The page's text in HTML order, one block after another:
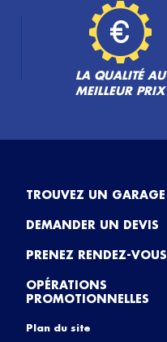
LA QUALITÉ AU
MEILLEUR PRIX
TROUVEZ UN GARAGE
DEMANDER UN DEVIS
PRENEZ RENDEZ-VOUS
OPÉRATIONS
PROMOTIONNELLES
Plan du site